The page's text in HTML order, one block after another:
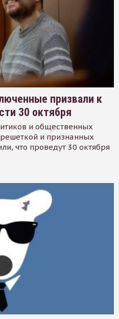
призвали к
30 октября
и общественных
и признанных
что проведут 30 октября